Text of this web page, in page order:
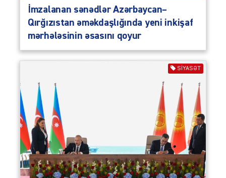
İmzalanan sənədlər Azərbaycan–
Qırğızıstan əməkdaşlığında yeni inkişaf
mərhələsinin əsasını qoyur
SIYASƏT